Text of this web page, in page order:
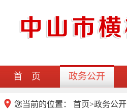
首 页 政务公开
您当前的位置： 首页>政务公开